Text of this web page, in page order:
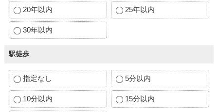
20年以内 25年以内
30年以内
駅徒歩
指定なし 5分以内
10分以内 15分以内